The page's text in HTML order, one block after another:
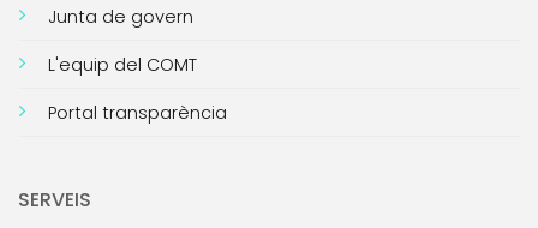
Junta de govern
L'equip del COMT
Portal transparència
SERVEIS